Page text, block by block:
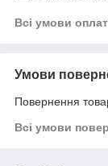
Всі умови
Умови
Повернення
Всі умови